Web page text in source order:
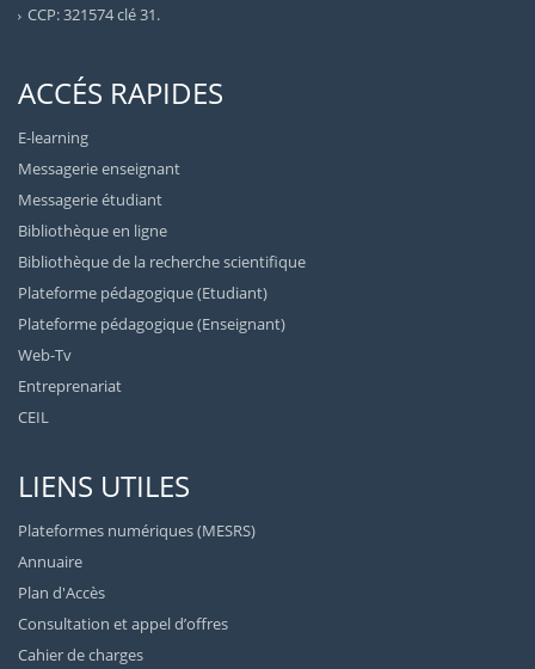
CCP: 321574 clé 31.
ACCÉS RAPIDES
E-learning
Messagerie enseignant
Messagerie étudiant
Bibliothèque en ligne
Bibliothèque de la recherche scientifique
Plateforme pédagogique (Etudiant)
Plateforme pédagogique (Enseignant)
Web-Tv
Entreprenariat
CEIL
LIENS UTILES
Plateformes numériques (MESRS)
Annuaire
Plan d'Accès
Consultation et appel d’offres
Cahier de charges